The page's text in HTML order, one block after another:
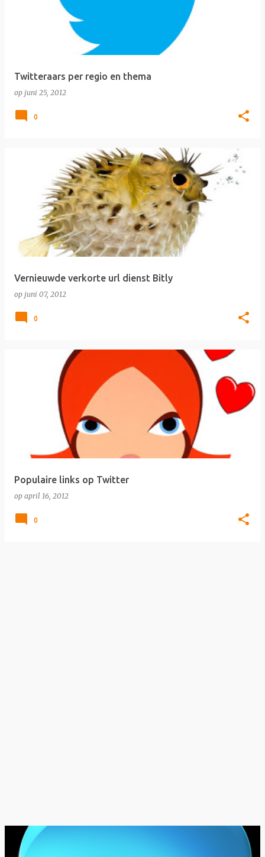
Twitteraars per regio en thema
op juni 25, 2012
0
Vernieuwde verkorte url dienst Bitly
op juni 07, 2012
0
Populaire links op Twitter
op april 16, 2012
0